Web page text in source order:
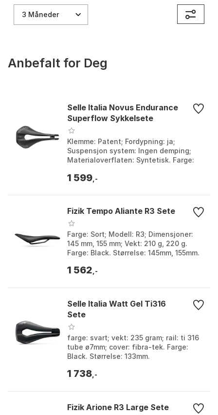
3 Måneder
Anbefalt for Deg
Selle Italia Novus Endurance
Superflow Sykkelsete
Klemme: Patent; Fordypning: ja;
Suspensjon system: Ingen demping;
Materialoverflaten: Syntetisk. Farge:
146mm.
1 599 ,-
Fizik Tempo Aliante R3 Sete
Farge: Sort; Modell: R3; Dimensjoner:
145 mm, 155 mm; Vekt: 210 g, 220 g.
Farge: Black. Størrelse: 145mm, 155mm.
1 562 ,-
Selle Italia Watt Gel Ti316
Sete
farge: svart; vekt: 235 gram; rail: ti 316
tube ø7mm; cover: fibra-tek. Farge:
Black. Størrelse: 133mm.
1 738 ,-
Fizik Arione R3 Large Sete